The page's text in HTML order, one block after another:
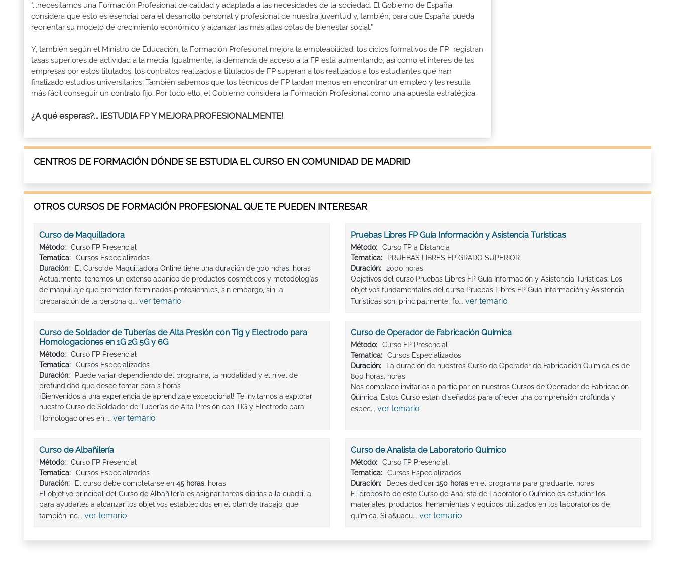
"...necesitamos una Formación Profesional de calidad y adaptada a las necesidades de la sociedad. El Gobierno de España
considera que esto es esencial para el desarrollo personal y profesional de nuestra juventud y, también, para que España pueda
reorientar su modelo de crecimiento económico y alcanzar las más altas cotas de bienestar social."
Y, también según el Ministro de Educación, la Formación Profesional mejora la empleabilidad: los ciclos formativos de FP registran
tasas superiores de actividad a la media. Igualmente, la demanda de acceso a la FP está aumentando, así como el interés de las
empresas por estos titulados: los contratos realizados a titulados de FP superan a los realizados a los estudiantes que han
finalizado estudios universitarios. También sabemos que los técnicos de FP tardan menos en encontrar un empleo y les resulta
más fácil conseguir un contrato fijo. Por todo ello, el Gobierno considera la Formación Profesional como una apuesta estratégica.
¿A qué esperas?... ¡ESTUDIA FP Y MEJORA PROFESIONALMENTE!
CENTROS DE FORMACIÓN DÓNDE SE ESTUDIA EL CURSO EN COMUNIDAD DE MADRID
OTROS CURSOS DE FORMACIÓN PROFESIONAL QUE TE PUEDEN INTERESAR
Curso de Maquilladora
Método:
Curso FP Presencial
Tematica:
Cursos Especializados
Duración:
El Curso de Maquilladora Online tiene una duración de 300 horas. horas
Actualmente, tenemos un extenso abanico de productos cosméticos y metodologías
de maquillaje que prometen terminados profesionales, sin embargo, sin la
preparación de la persona q... ver temario
Pruebas Libres FP Guía Información y Asistencia Turísticas
Método:
Curso FP a Distancia
Tematica:
PRUEBAS LIBRES FP GRADO SUPERIOR
Duración:
2000 horas
Objetivos del curso Pruebas Libres FP Guía Información y Asistencia Turísticas: Los
objetivos fundamentales del curso Pruebas Libres FP Guía Información y Asistencia
Turísticas son, principalmente, fo... ver temario
Curso de Soldador de Tuberías de Alta Presión con Tig y Electrodo para
Homologaciones en 1G 2G 5G y 6G
Método:
Curso FP Presencial
Tematica:
Cursos Especializados
Duración:
Puede variar dependiendo del programa, la modalidad y el nivel de
profundidad que desee tomar para s horas
¡Bienvenidos a una experiencia de aprendizaje excepcional! Te invitamos a explorar
nuestro Curso de Soldador de Tuberías de Alta Presión con TIG y Electrodo para
Homologaciones en ... ver temario
Curso de Operador de Fabricación Química
Método:
Curso FP Presencial
Tematica:
Cursos Especializados
Duración:
La duración de nuestros Curso de Operador de Fabricación Química es de
800 horas. horas
Nos complace invitarlos a participar en nuestros Cursos de Operador de Fabricación
Química. Estos Curso están diseñados para ofrecer una comprensión profunda y
espec... ver temario
Curso de Albañilería
Método:
Curso FP Presencial
Tematica:
Cursos Especializados
Duración:
El curso debe completarse en 45 horas. horas
El objetivo principal del Curso de Albañilería es asignar tareas diarias a la cuadrilla
para ayudarles a alcanzar los objetivos establecidos en el plan de trabajo, que
también inc... ver temario
Curso de Analista de Laboratorio Químico
Método:
Curso FP Presencial
Tematica:
Cursos Especializados
Duración:
Debes dedicar 150 horas en el programa para graduarte. horas
El propósito de este Curso de Analista de Laboratorio Químico es estudiar los
materiales, productos, herramientas y equipos utilizados en los laboratorios de
química. Si a&uacu... ver temario